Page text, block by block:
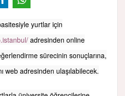
yurtlar için
adresinden online
sürecinin sonuçlarına,
web adresinden ulaşılabilecek.